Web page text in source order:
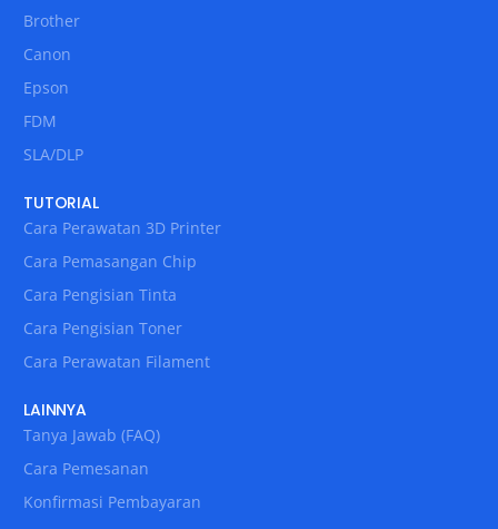
Brother
Canon
Epson
FDM
SLA/DLP
TUTORIAL
Cara Perawatan 3D Printer
Cara Pemasangan Chip
Cara Pengisian Tinta
Cara Pengisian Toner
Cara Perawatan Filament
LAINNYA
Tanya Jawab (FAQ)
Cara Pemesanan
Konfirmasi Pembayaran